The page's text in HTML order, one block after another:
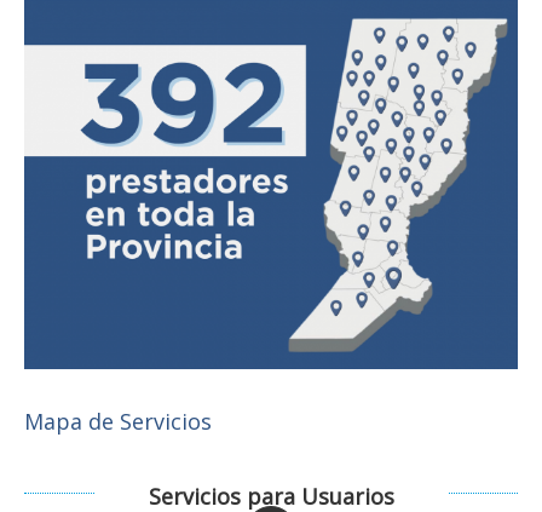
Mapa de Servicios
Servicios para Usuarios